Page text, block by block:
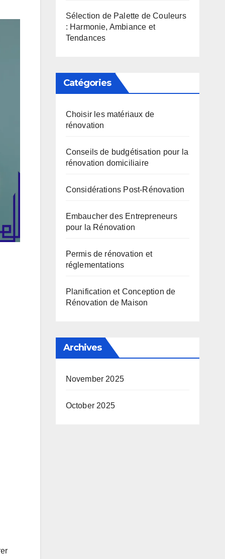
Sélection de Palette de Couleurs
: Harmonie, Ambiance et
Tendances
Catégories
Choisir les matériaux de
rénovation
Conseils de budgétisation pour la
rénovation domiciliaire
Considérations Post-Rénovation
Embaucher des Entrepreneurs
pour la Rénovation
Permis de rénovation et
réglementations
Planification et Conception de
Rénovation de Maison
Archives
November 2025
October 2025